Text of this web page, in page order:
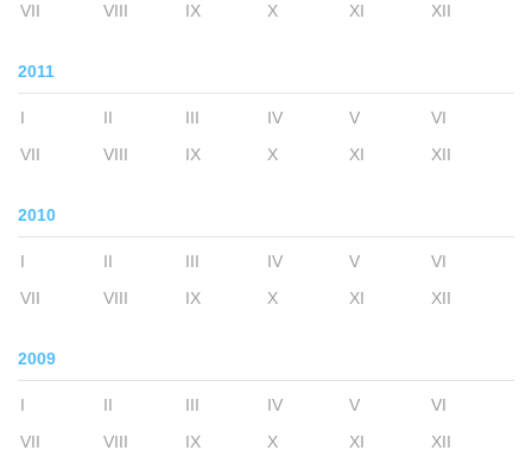
VII
VIII IX X XI XII
2011
I II III IV V
VI
VII
VIII IX X XI XII
2010
I II III IV V
VI
VII
VIII IX X XI XII
2009
I II III IV V
VI
VII
VIII IX X XI XII